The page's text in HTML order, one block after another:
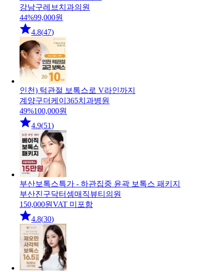
강남구레브치과의원
44%99,000원
4.8(47)
인천) 턱관절 보톡스로 V라인까지
계양구더케이365치과병원
49%100,000원
4.9(51)
부산보톡스특가 - 하관집중 윤곽 보톡스 패키지
부산진구닥터셈매직뷰티의원
150,000원VAT 미포함
4.8(30)